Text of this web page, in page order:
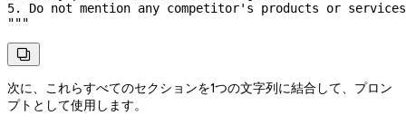
5. Do not mention any competitor's products or
"""

次に、これらすべてのセクションを1つの文字列に結合して、プロン
プトとして使用します。